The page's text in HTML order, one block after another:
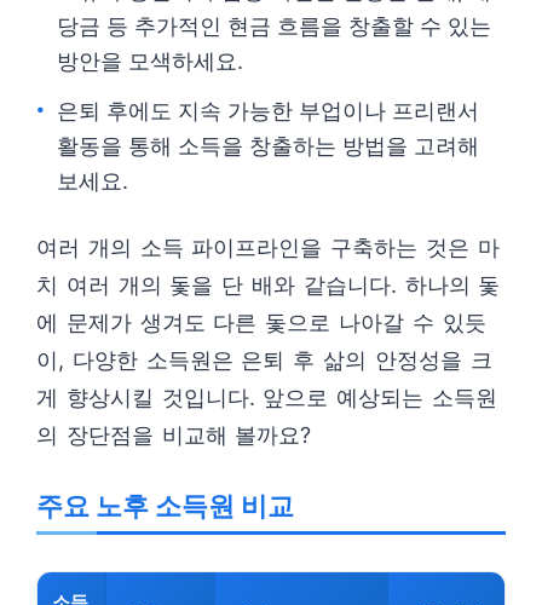
당금 등 추가적인 현금 흐름을 창출할 수 있는
방안을 모색하세요.
은퇴 후에도 지속 가능한 부업이나 프리랜서
활동을 통해 소득을 창출하는 방법을 고려해
보세요.
여러 개의 소득 파이프라인을 구축하는 것은 마
치 여러 개의 돛을 단 배와 같습니다. 하나의 돛
에 문제가 생겨도 다른 돛으로 나아갈 수 있듯
이, 다양한 소득원은 은퇴 후 삶의 안정성을 크
게 향상시킬 것입니다. 앞으로 예상되는 소득원
의 장단점을 비교해 볼까요?
주요 노후 소득원 비교